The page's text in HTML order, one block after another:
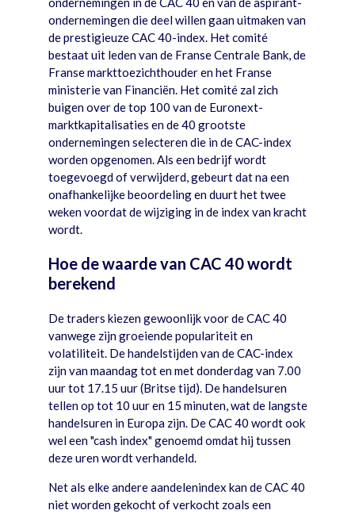
ondernemingen die deel willen gaan uitmaken van
de prestigieuze CAC 40-index. Het comité
bestaat uit leden van de Franse Centrale Bank, de
Franse markttoezichthouder en het Franse
ministerie van Financiën. Het comité zal zich
buigen over de top 100 van de Euronext-
marktkapitalisaties en de 40 grootste
ondernemingen selecteren die in de CAC-index
worden opgenomen. Als een bedrijf wordt
toegevoegd of verwijderd, gebeurt dat na een
onafhankelijke beoordeling en duurt het twee
weken voordat de wijziging in de index van kracht
wordt.
Hoe de waarde van CAC 40 wordt
berekend
De traders kiezen gewoonlijk voor de CAC 40
vanwege zijn groeiende populariteit en
volatiliteit. De handelstijden van de CAC-index
zijn van maandag tot en met donderdag van 7.00
uur tot 17.15 uur (Britse tijd). De handelsuren
tellen op tot 10 uur en 15 minuten, wat de langste
handelsuren in Europa zijn. De CAC 40 wordt ook
wel een "cash index" genoemd omdat hij tussen
deze uren wordt verhandeld.
Net als elke andere aandelenindex kan de CAC 40
niet worden gekocht of verkocht zoals een